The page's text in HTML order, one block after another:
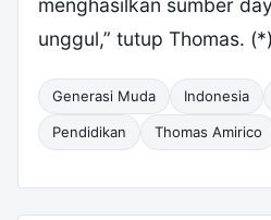
unggul,” tutup Thomas. (*)
Generasi Muda Indonesia
Pendidikan Thomas Amirico